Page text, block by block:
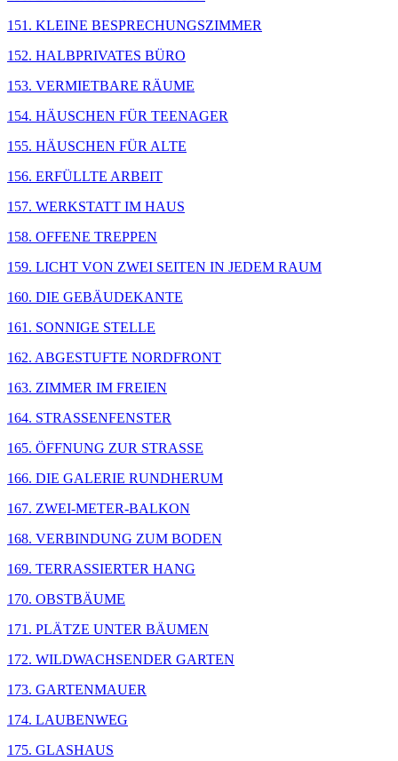
151. KLEINE BESPRECHUNGSZIMMER
152. HALBPRIVATES BÜRO
153. VERMIETBARE RÄUME
154. HÄUSCHEN FÜR TEENAGER
155. HÄUSCHEN FÜR ALTE
156. ERFÜLLTE ARBEIT
157. WERKSTATT IM HAUS
158. OFFENE TREPPEN
159. LICHT VON ZWEI SEITEN IN JEDEM RAUM
160. DIE GEBÄUDEKANTE
161. SONNIGE STELLE
162. ABGESTUFTE NORDFRONT
163. ZIMMER IM FREIEN
164. STRASSENFENSTER
165. ÖFFNUNG ZUR STRASSE
166. DIE GALERIE RUNDHERUM
167. ZWEI-METER-BALKON
168. VERBINDUNG ZUM BODEN
169. TERRASSIERTER HANG
170. OBSTBÄUME
171. PLÄTZE UNTER BÄUMEN
172. WILDWACHSENDER GARTEN
173. GARTENMAUER
174. LAUBENWEG
175. GLASHAUS